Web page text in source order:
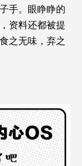
手。眼睁睁的
资料还都被提
之无味，弃之